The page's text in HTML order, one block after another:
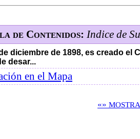
de Contenidos: Indice de
diciembre de 1898, es creado el
desar...
en el Mapa
«»